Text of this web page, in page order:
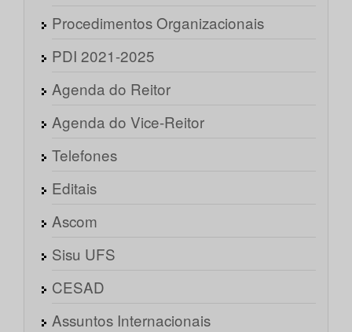
Procedimentos Organizacionais
PDI 2021-2025
Agenda do Reitor
Agenda do Vice-Reitor
Telefones
Editais
Ascom
Sisu UFS
CESAD
Assuntos Internacionais